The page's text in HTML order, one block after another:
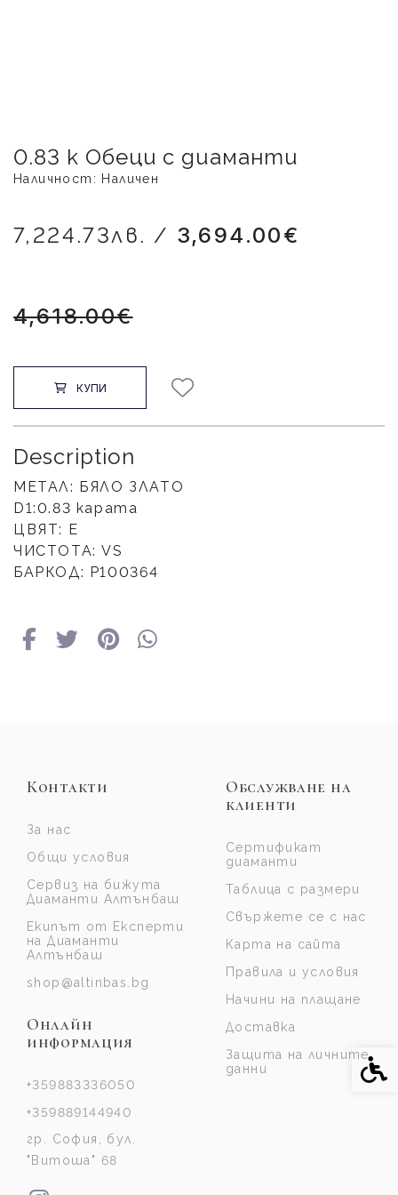
0.83 к Обеци с диаманти
Наличност: Наличен
7,224.73лв. / 3,694.00€
4,618.00€
КУПИ
Description
МЕТАЛ: БЯЛО ЗЛАТО
D1:0.83 карата
ЦВЯТ: E
ЧИСТОТА: VS
БАРКОД: Р100364
Контакти
За нас
Общи условия
Сервиз на бижута
Диаманти Алтънбаш
Екипът от Експерти
на Диаманти
Алтънбаш
shop@altinbas.bg
Онлайн
информация
+359883336050
+359889144940
гр. София, бул.
"Витоша" 68
Обслужване на
клиенти
Сертификат
диаманти
Таблица с размери
Свържете се с нас
Карта на сайта
Правила и условия
Начини на плащане
Доставка
Защита на личните
данни